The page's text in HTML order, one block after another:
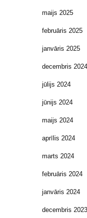
maijs 2025
februāris 2025
janvāris 2025
decembris 2024
jūlijs 2024
jūnijs 2024
maijs 2024
aprīlis 2024
marts 2024
februāris 2024
janvāris 2024
decembris 2023